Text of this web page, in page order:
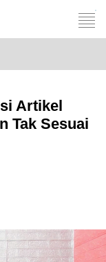
Artikel
Tak Sesuai